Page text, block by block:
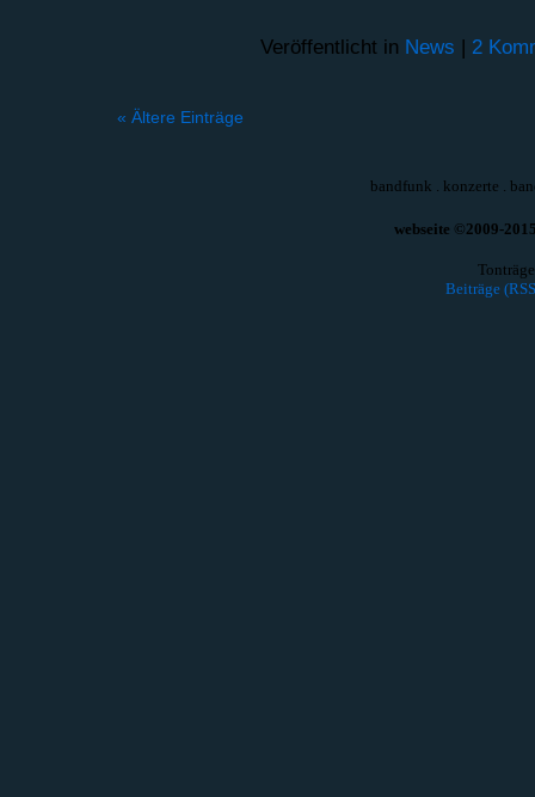
Veröffentlicht in News | 2
« Ältere Einträge
bandfunk . konzerte .
webseite ©2009-
Beiträge